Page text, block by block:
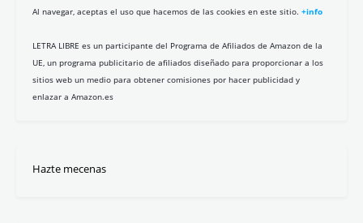
Al navegar, aceptas el uso que hacemos de las cookies en este sitio. +info
LETRA LIBRE es un participante del Programa de Afiliados de Amazon de la
UE, un programa publicitario de afiliados diseñado para proporcionar a los
sitios web un medio para obtener comisiones por hacer publicidad y
enlazar a Amazon.es
Hazte mecenas